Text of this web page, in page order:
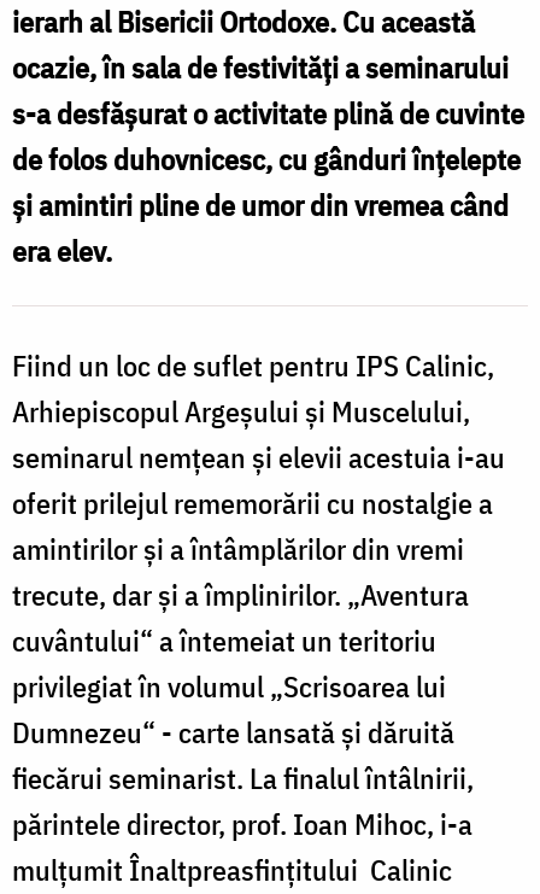
seminarul
teologic
de
la
Mănăstirea
Neamţ
ierarh al Bisericii Ortodoxe. Cu această
ocazie, în sala de festivităţi a seminarului
s-a desfăşurat o activitate plină de cuvinte
de folos duhovnicesc, cu gânduri înţelepte
şi amintiri pline de umor din vremea când
era elev.
Fiind un loc de suflet pentru IPS Calinic,
Arhiepiscopul Argeşului şi Muscelului,
seminarul nemţean şi elevii acestuia i-au
oferit prilejul rememorării cu nostalgie a
amintirilor şi a întâmplărilor din vremi
trecute, dar şi a împlinirilor. „Aventura
cuvântului“ a întemeiat un teritoriu
privilegiat în volumul „Scrisoarea lui
Dumnezeu“ - carte lansată şi dăruită
fiecărui seminarist. La finalul întâlnirii,
părintele director, prof. Ioan Mihoc, i-a
mulţumit Înaltpreasfinţitului Calinic